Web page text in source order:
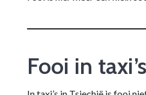
Fooi in taxi’s